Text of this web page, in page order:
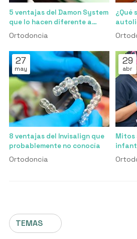
TEMAS
5 ventajas del Damon System
que lo hacen diferente a
cualquier otro bracket
Ortodoncia
¿Qué
27
may
8 ventajas del Invisalign que
probablemente no conocía
Ortodoncia
29
abr
Mitos
creen